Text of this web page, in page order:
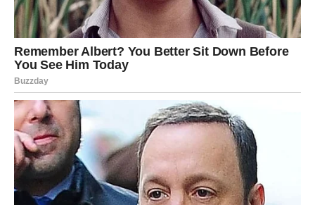
Jedan susret, poruka ili razgovor mogli bi potpuno
promeniti tok njihovog života.
Karma će posebno nagraditi Jarčeve koji su prošli kroz
izdaje i razočaranja. Sada će konačno videti ko ih iskreno
voli, a ko je bio samo prolazna lekcija.
Finansije se popravljaju iz dana u dan. Mnogi Jarčevi
dobiće priliku da zarade više, pokrenu novi posao ili
ostvare plan koji dugo odlažu. Ono što ih posebno raduje